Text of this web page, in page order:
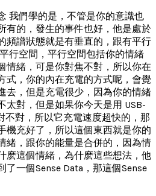
我們學的是，不管是你的意識也
有的，發生的事件也好，他是處於
頻譜狀態就是有垂直的，跟有平行
行空間，平行空間包括你的情緒
情緒，可是你對焦不對，所以你在
式，你的內在充電的方式呢，會覺
去，但是充電很少，因為你的情緒
太對，但是如果你今天是用 USB-
不對，所以它充電速度超快的，那
機充好了，所以這個東西就是你的
緒，跟你的能量是合併的，因為情
麽這個情緒，為什麽這些想法，他
了一個Sense Data，那這個Sense